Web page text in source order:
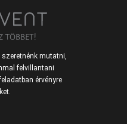
szeretnénk mutatni,
felvillantani
érvényre